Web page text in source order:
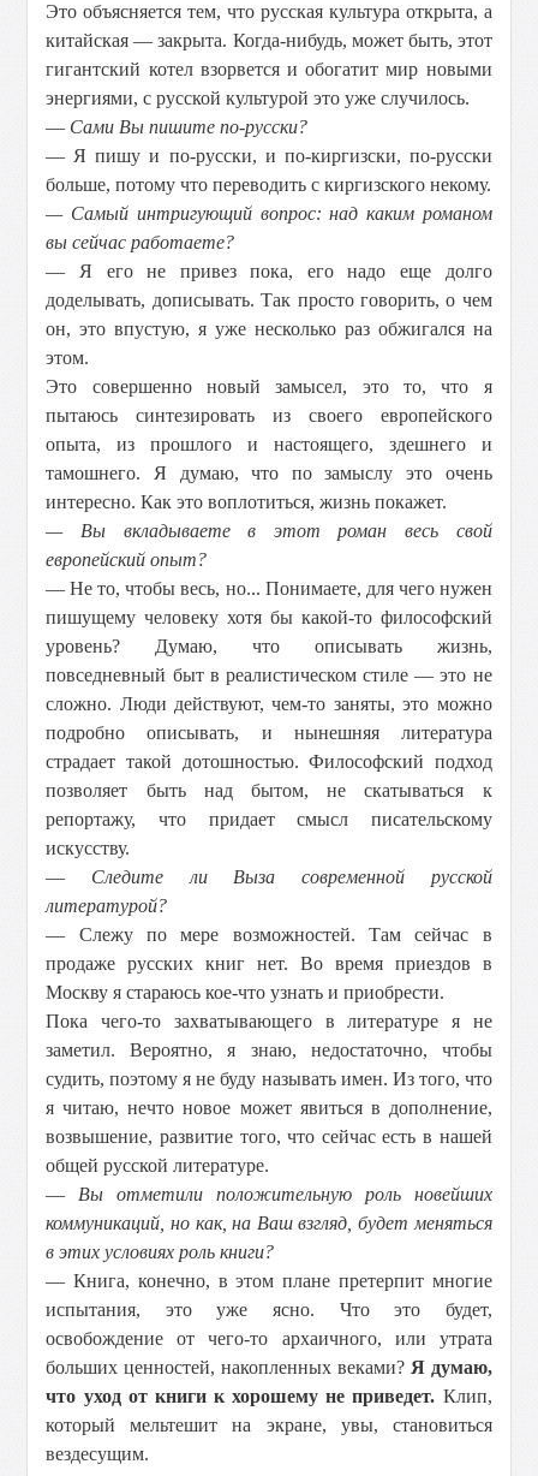
Это объясняется тем, что русская культура открыта, а
китайская — закрыта. Когда-нибудь, может быть, этот
гигантский котел взорвется и обогатит мир новыми
энергиями, с русской культурой это уже случилось.
— Сами Вы пишите по-русски?
— Я пишу и по-русски, и по-киргизски, по-русски
больше, потому что переводить с киргизского некому.
— Самый интригующий вопрос: над каким романом
вы сейчас работаете?
— Я его не привез пока, его надо еще долго
доделывать, дописывать. Так просто говорить, о чем
он, это впустую, я уже несколько раз обжигался на
этом.
Это совершенно новый замысел, это то, что я
пытаюсь синтезировать из своего европейского
опыта, из прошлого и настоящего, здешнего и
тамошнего. Я думаю, что по замыслу это очень
интересно. Как это воплотиться, жизнь покажет.
— Вы вкладываете в этот роман весь свой
европейский опыт?
— Не то, чтобы весь, но... Понимаете, для чего нужен
пишущему человеку хотя бы какой-то философский
уровень? Думаю, что описывать жизнь,
повседневный быт в реалистическом стиле — это не
сложно. Люди действуют, чем-то заняты, это можно
подробно описывать, и нынешняя литература
страдает такой дотошностью. Философский подход
позволяет быть над бытом, не скатываться к
репортажу, что придает смысл писательскому
искусству.
— Следите ли Выза современной русской
литературой?
— Слежу по мере возможностей. Там сейчас в
продаже русских книг нет. Во время приездов в
Москву я стараюсь кое-что узнать и приобрести.
Пока чего-то захватывающего в литературе я не
заметил. Вероятно, я знаю, недостаточно, чтобы
судить, поэтому я не буду называть имен. Из того, что
я читаю, нечто новое может явиться в дополнение,
возвышение, развитие того, что сейчас есть в нашей
общей русской литературе.
— Вы отметили положительную роль новейших
коммуникаций, но как, на Ваш взгляд, будет меняться
в этих условиях роль книги?
— Книга, конечно, в этом плане претерпит многие
испытания, это уже ясно. Что это будет,
освобождение от чего-то архаичного, или утрата
больших ценностей, накопленных веками? Я думаю,
что уход от книги к хорошему не приведет. Клип,
который мельтешит на экране, увы, становиться
вездесущим.